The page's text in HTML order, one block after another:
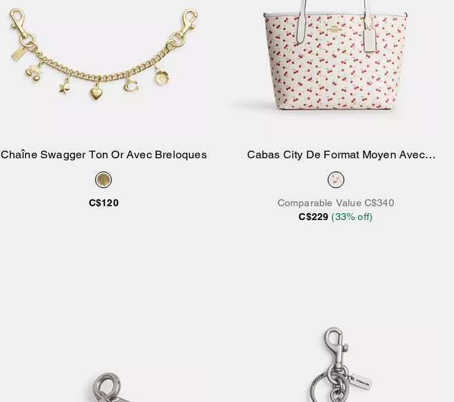
Ajouter au panier
Chaîne Swagger Ton Or Avec Breloques
C$120
Ajouter au panier
Cabas City De Format Moyen Avec
Imprimé à Cerises
Comparable Value C$340
C$229 (33% off)